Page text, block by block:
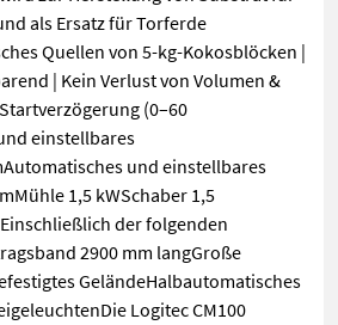
als Ersatz für Torferde
Quellen von 5-kg-Kokosblöcken |
| Kein Verlust von Volumen &
(0–60
einstellbares
und einstellbares
1,5 kWSchaber 1,5
der folgenden
2900 mm langGroße
GeländeHalbautomatisches
Logitec CM100